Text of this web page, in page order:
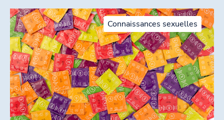
Connaissances sexuelles